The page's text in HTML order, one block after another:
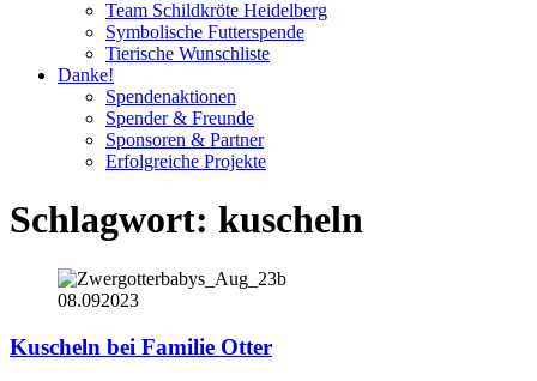
Team Schildkröte Heidelberg
Symbolische Futterspende
Tierische Wunschliste
Danke!
Spendenaktionen
Spender & Freunde
Sponsoren & Partner
Erfolgreiche Projekte
Schlagwort: kuscheln
08.092023
Kuscheln bei Familie Otter